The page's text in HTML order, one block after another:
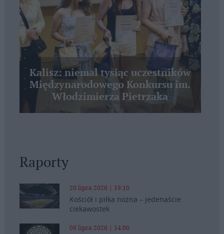
Kalisz: niemal tysiąc uczestników
Międzynarodowego Konkursu im.
Włodzimierza Pietrzaka
Raporty
20 lipca 2026 | 19:10
Kościół i piłka nożna – jedenaście
ciekawostek
09 lipca 2026 | 14:00